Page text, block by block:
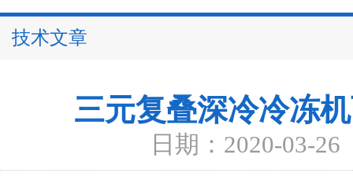
技术文章
三元复叠深冷冷冻
日期：2020-03-26